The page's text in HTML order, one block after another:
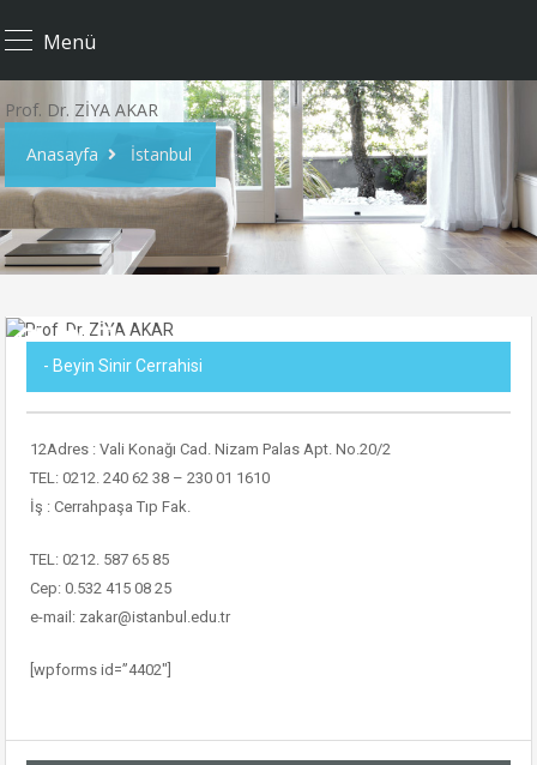
Menü
Prof. Dr. ZİYA AKAR
Anasayfa
İstanbul
- Beyin Sinir Cerrahisi
12Adres : Vali Konağı Cad. Nizam Palas Apt. No.20/2
TEL: 0212. 240 62 38 – 230 01 1610
İş : Cerrahpaşa Tıp Fak.
TEL: 0212. 587 65 85
Cep: 0.532 415 08 25
e-mail: zakar@istanbul.edu.tr
[wpforms id=”4402″]